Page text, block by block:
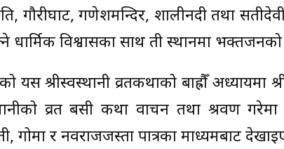
गौरीघाट, गणेशमन्दिर, शालीनदी तथा
धार्मिक विश्वासका साथ ती स्थानमा
श्रीस्वस्थानी व्रतकथाको बाह्रौँ अध्यायमा
व्रत बसी कथा वाचन तथा श्रवण
गोमा र नवराजजस्ता पात्रका माध्यमबाट